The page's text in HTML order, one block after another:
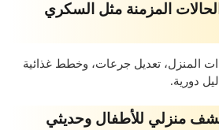
الحالات المزمنة مثل السكري
المنزل، تعديل جرعات، وخطط غذائية
دورية.
منزلي للأطفال وحديثي